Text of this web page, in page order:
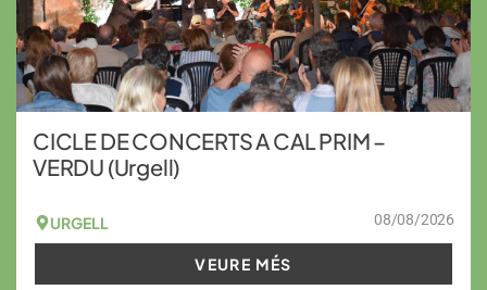
CICLE DE CONCERTS A CAL PRIM –
VERDU (Urgell)
URGELL 08/08/2026
VEURE MÉS